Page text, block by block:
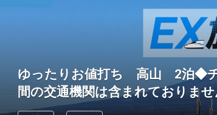
ゆったりお値打ち 高山 2泊◆
間の交通機関は含まれておりませ